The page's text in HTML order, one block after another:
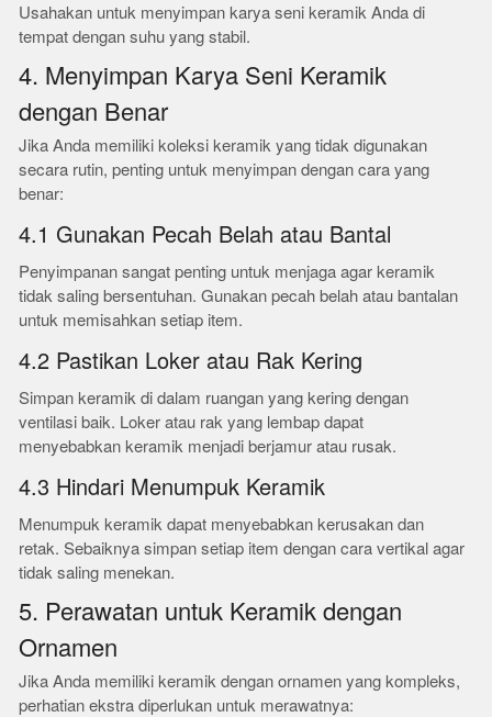
Usahakan untuk menyimpan karya seni keramik Anda di
tempat dengan suhu yang stabil.
4. Menyimpan Karya Seni Keramik
dengan Benar
Jika Anda memiliki koleksi keramik yang tidak digunakan
secara rutin, penting untuk menyimpan dengan cara yang
benar:
4.1 Gunakan Pecah Belah atau Bantal
Penyimpanan sangat penting untuk menjaga agar keramik
tidak saling bersentuhan. Gunakan pecah belah atau bantalan
untuk memisahkan setiap item.
4.2 Pastikan Loker atau Rak Kering
Simpan keramik di dalam ruangan yang kering dengan
ventilasi baik. Loker atau rak yang lembap dapat
menyebabkan keramik menjadi berjamur atau rusak.
4.3 Hindari Menumpuk Keramik
Menumpuk keramik dapat menyebabkan kerusakan dan
retak. Sebaiknya simpan setiap item dengan cara vertikal agar
tidak saling menekan.
5. Perawatan untuk Keramik dengan
Ornamen
Jika Anda memiliki keramik dengan ornamen yang kompleks,
perhatian ekstra diperlukan untuk merawatnya: